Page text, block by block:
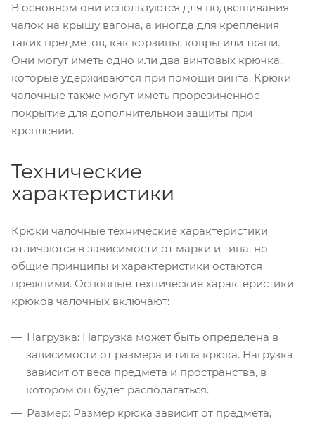
В основном они используются для подвешивания
чалок на крышу вагона, а иногда для крепления
таких предметов, как корзины, ковры или ткани.
Они могут иметь одно или два винтовых крючка,
которые удерживаются при помощи винта. Крюки
чалочные также могут иметь прорезиненное
покрытие для дополнительной защиты при
креплении.
Технические
характеристики
Крюки чалочные технические характеристики
отличаются в зависимости от марки и типа, но
общие принципы и характеристики остаются
прежними. Основные технические характеристики
крюков чалочных включают:
Нагрузка: Нагрузка может быть определена в
зависимости от размера и типа крюка. Нагрузка
зависит от веса предмета и пространства, в
котором он будет располагаться.
Размер: Размер крюка зависит от предмета,